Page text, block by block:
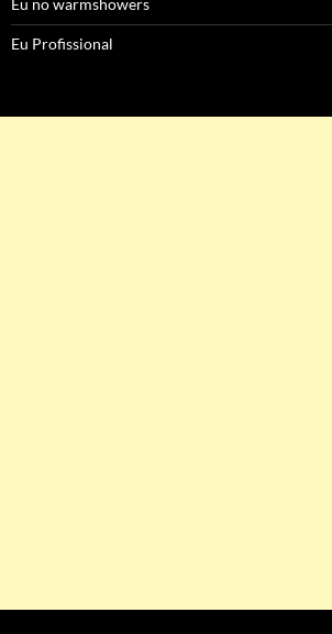
Eu no warmshowers
Eu Profissional